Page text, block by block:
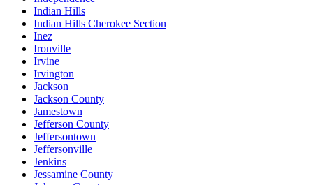
Indian Hills
Indian Hills Cherokee Section
Inez
Ironville
Irvine
Irvington
Jackson
Jackson County
Jamestown
Jefferson County
Jeffersontown
Jeffersonville
Jenkins
Jessamine County